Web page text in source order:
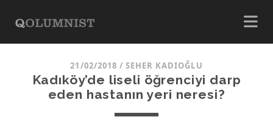
21/02/2018 / SEHER KADIOĞLU
Kadıköy’de liseli öğrenciyi darp
eden hastanın yeri neresi?